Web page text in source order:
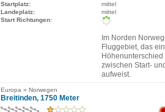
Startplatz:
mittel
Landeplatz:
mittel
Start Richtungen:
Im Norden
Fluggebiet, das
zwischen Start-
aufweist.
Europa » Norwegen
Breitinden, 1750 Meter